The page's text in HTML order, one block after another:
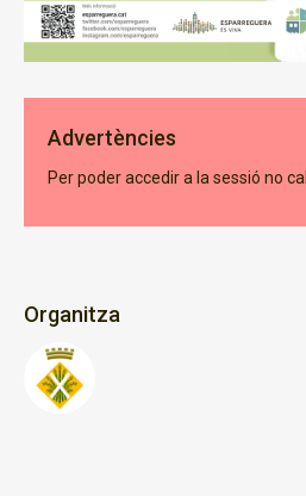
Advertències
Per poder accedir a la sessió no
Organitza